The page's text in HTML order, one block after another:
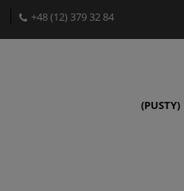
+48 (12) 379 32 84
(PUSTY)